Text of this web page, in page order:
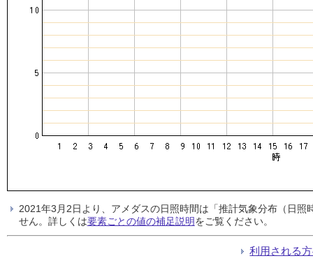
2021年3月2日より、アメダスの日照時間は「推計気象分布（日
せん。詳しくは要素ごとの値の補足説明をご覧ください。
利用される